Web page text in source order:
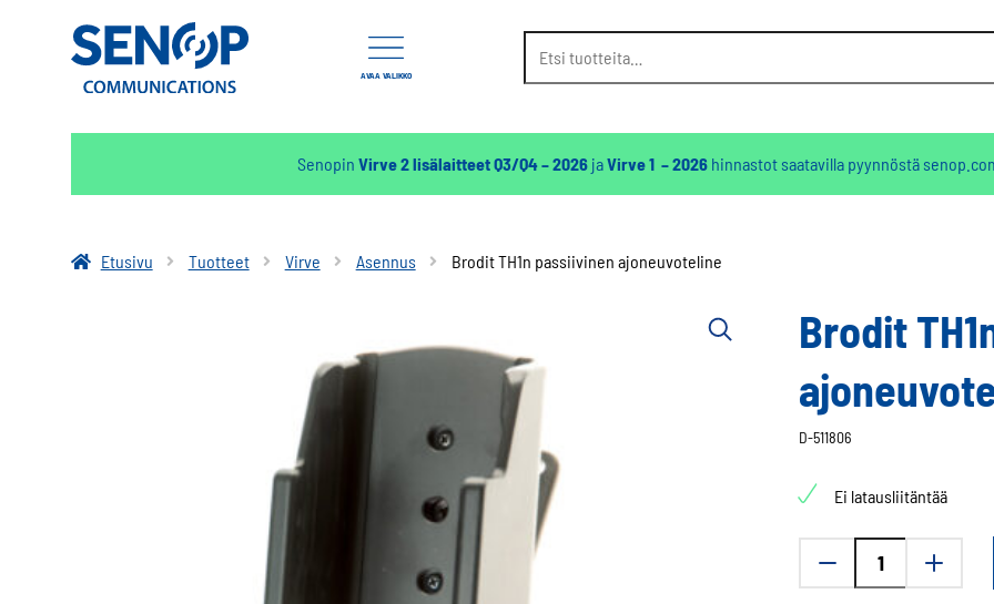
AVAA VALIKKO
Senopin Virve 2 lisälaitteet Q3/Q4 – 2026jaVirve 1 – 2026hinnastot saatavilla pyynnöstä
Etusivu
Tuotteet Virve Asennus Brodit TH1n passiivinen ajoneuvoteline
Brodit
D-511806
Ei latausliitäntää